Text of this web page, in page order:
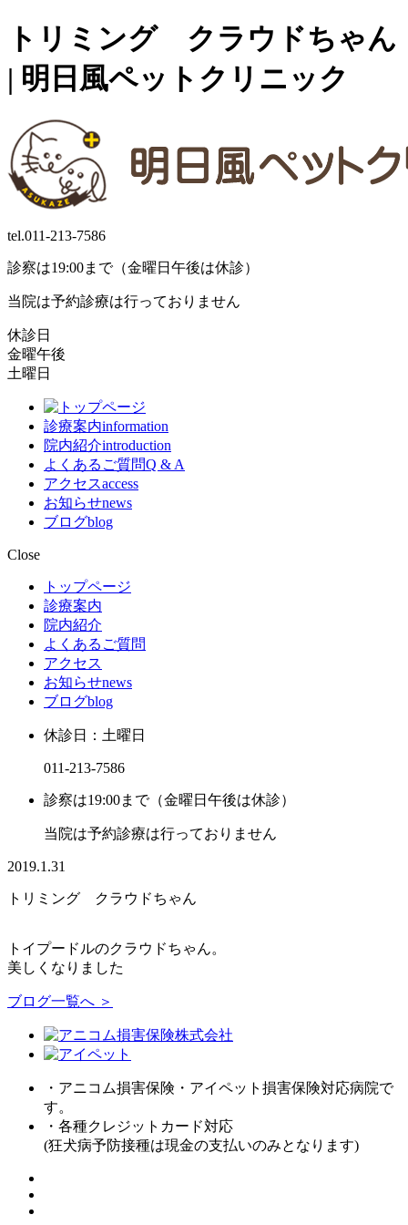
トリミング クラウドちゃん
| 明日風ペットクリニック
tel.011-213-7586
診察は19:00まで（金曜日午後は休診）
当院は予約診療は行っておりません
休診日
金曜午後
土曜日
診療案内information
院内紹介introduction
よくあるご質問Q & A
アクセスaccess
お知らせnews
ブログblog
Close
トップページ
診療案内
院内紹介
よくあるご質問
アクセス
お知らせnews
ブログblog
休診日：土曜日
011-213-7586
診察は19:00まで（金曜日午後は休診）
当院は予約診療は行っておりません
2019.1.31
トリミング クラウドちゃん
トイプードルのクラウドちゃん。
美しくなりました
ブログ一覧へ ＞
・アニコム損害保険・アイペット損害保険対応病院で
す。
・各種クレジットカード対応
(狂犬病予防接種は現金の支払いのみとなります)